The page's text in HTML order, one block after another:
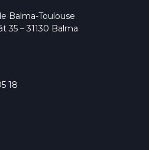
Balma-Toulouse
35 – 31130 Balma
18